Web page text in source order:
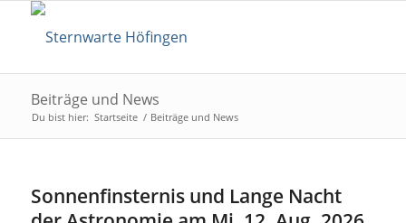
Beiträge und News
Du bist hier: Startseite / Beiträge und News
Sonnenfinsternis und Lange Nacht